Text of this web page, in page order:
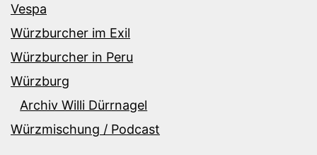
Vespa
Würzburcher im Exil
Würzburcher in Peru
Würzburg
Archiv Willi Dürrnagel
Würzmischung / Podcast